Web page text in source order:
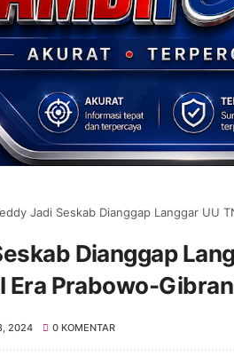
Jadi Seskab Dianggap Langgar UU TNI –
Dianggap
Era Prabowo-
2024 0 KOMENTAR